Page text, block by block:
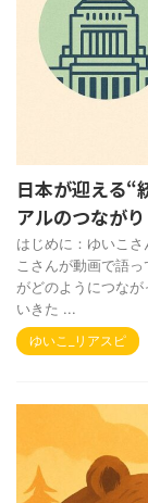
日本が迎える
アルのつながり
はじめに：ゆいこ
こさんが動画で語
がどのようにつな
いきた ...
ゆいこ_リアスピ